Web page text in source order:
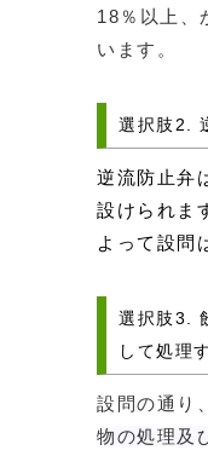
18％以上、
います。
選択肢2.
逆流防止弁
設けられま
よって設問
選択肢3.
して処理
設問の通り
物の処理及